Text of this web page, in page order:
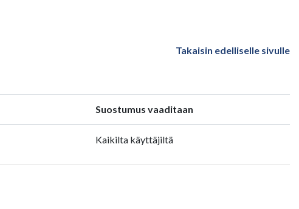
Takaisin edelliselle sivulle
Suostumus vaaditaan
Kaikilta käyttäjiltä